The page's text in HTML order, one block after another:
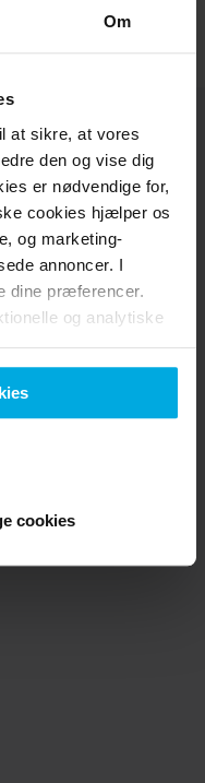
Om
at sikre, at vores
den og vise dig
er nødvendige for,
cookies hjælper os
og marketing-
annoncer. I
dine præferencer.
og analytiske
cookies